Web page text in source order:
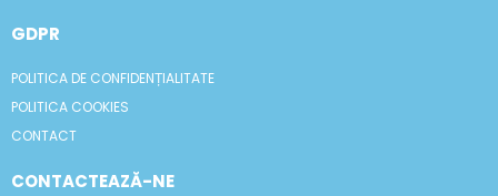
GDPR
POLITICA DE CONFIDENȚIALITATE
POLITICA COOKIES
CONTACT
CONTACTEAZĂ-NE